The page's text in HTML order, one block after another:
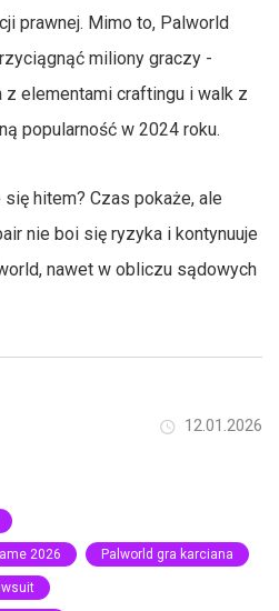
prawnej. Mimo to, Palworld
miliony graczy -
z elementami craftingu i walk z
popularność w 2024 roku.
hitem? Czas pokaże, ale
nie boi się ryzyka i kontynuuje
nawet w obliczu sądowych
12.01.2026
2026 Palworld gra karciana